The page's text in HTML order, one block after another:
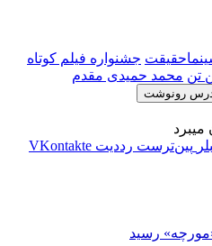
جشنواره فیلم کوتاه
تن محمد حمیدی مقدم
رونوشت
‫پین‌ترست ‫رددیت ‫VKontakte